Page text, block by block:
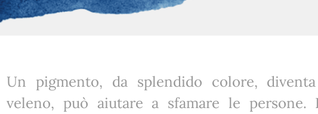
Un pigmento, da splendido colore,
veleno, può aiutare a sfamare le persone.